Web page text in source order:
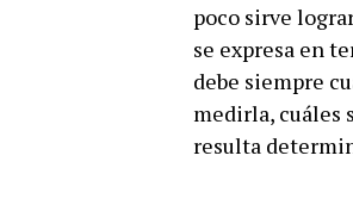
poco sirve
se expresa en
debe siempre
medirla, cuáles
resulta